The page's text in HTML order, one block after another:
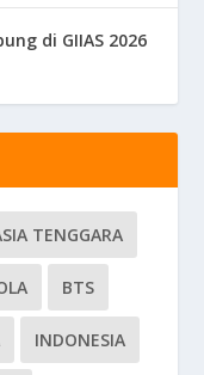
di GIIAS 2026
TENGGARA
BTS
INDONESIA